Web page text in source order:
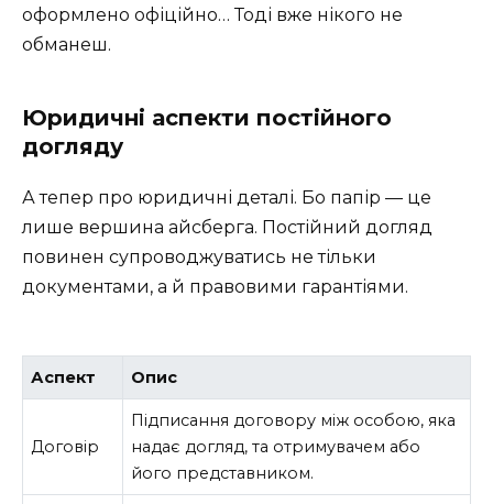
оформлено офіційно… Тоді вже нікого не
обманеш.
Юридичні аспекти постійного
догляду
А тепер про юридичні деталі. Бо папір — це
лише вершина айсберга. Постійний догляд
повинен супроводжуватись не тільки
документами, а й правовими гарантіями.
Аспект Опис
Договір
Підписання договору між особою, яка
надає догляд, та отримувачем або
його представником.